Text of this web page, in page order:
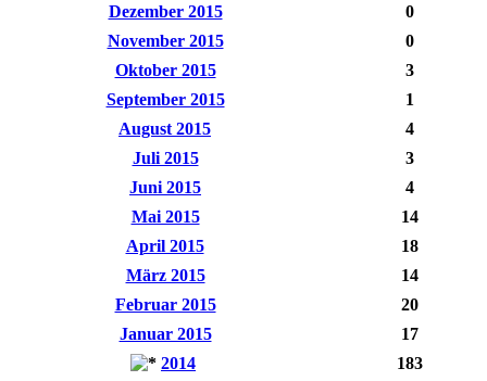
Dezember 2015
0
November 2015
0
Oktober 2015
3
September 2015
1
August 2015
4
Juli 2015
3
Juni 2015
4
Mai 2015
14
April 2015
18
März 2015
14
Februar 2015
20
Januar 2015
17
2014
183